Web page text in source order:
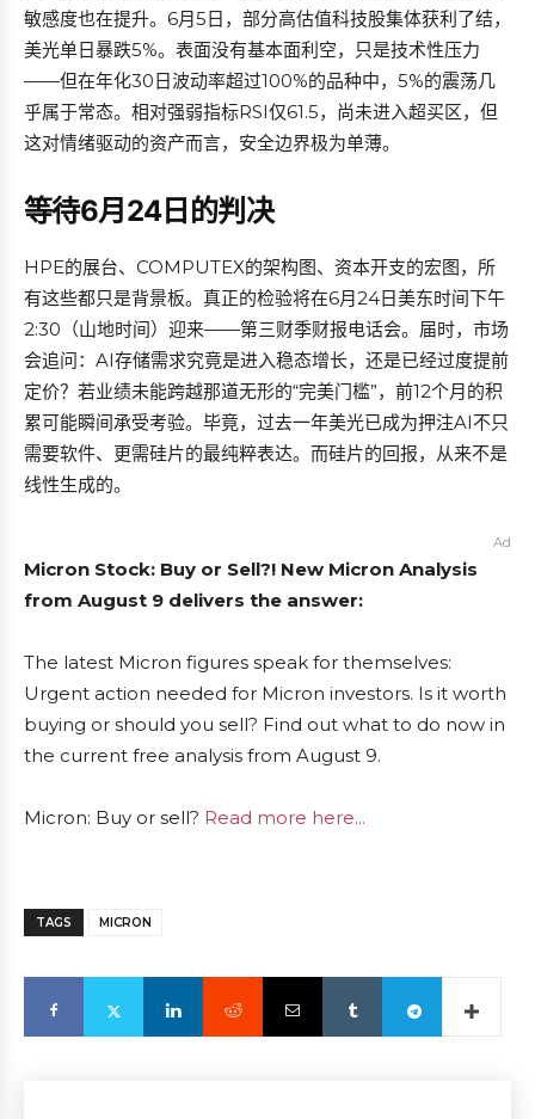
敏感度也在提升。6月5日，部分高估值科技股集体获利了结，
美光单日暴跌5%。表面没有基本面利空，只是技术性压力
——但在年化30日波动率超过100%的品种中，5%的震荡几
乎属于常态。相对强弱指标RSI仅61.5，尚未进入超买区，但
这对情绪驱动的资产而言，安全边界极为单薄。
等待6月24日的判决
HPE的展台、COMPUTEX的架构图、资本开支的宏图，所
有这些都只是背景板。真正的检验将在6月24日美东时间下午
2:30（山地时间）迎来——第三财季财报电话会。届时，市场
会追问：AI存储需求究竟是进入稳态增长，还是已经过度提前
定价？若业绩未能跨越那道无形的“完美门槛”，前12个月的积
累可能瞬间承受考验。毕竟，过去一年美光已成为押注AI不只
需要软件、更需硅片的最纯粹表达。而硅片的回报，从来不是
线性生成的。
Ad
Micron Stock: Buy or Sell?! New Micron Analysis
from August 9 delivers the answer:
The latest Micron figures speak for themselves:
Urgent action needed for Micron investors. Is it worth
buying or should you sell? Find out what to do now in
the current free analysis from August 9.
Micron: Buy or sell? Read more here...
TAGS MICRON